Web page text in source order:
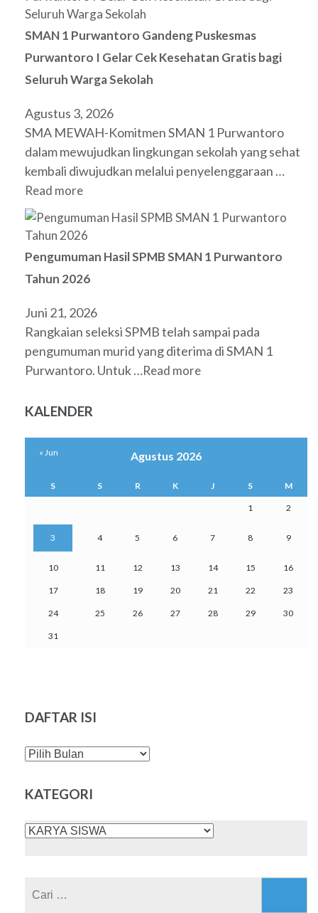
SMAN 1 Purwantoro Gandeng Puskesmas
Purwantoro I Gelar Cek Kesehatan Gratis bagi
Seluruh Warga Sekolah
Agustus 3, 2026
SMA MEWAH-Komitmen SMAN 1 Purwantoro
dalam mewujudkan lingkungan sekolah yang sehat
kembali diwujudkan melalui penyelenggaraan …
Read more
Pengumuman Hasil SPMB SMAN 1 Purwantoro
Tahun 2026
Juni 21, 2026
Rangkaian seleksi SPMB telah sampai pada
pengumuman murid yang diterima di SMAN 1
Purwantoro. Untuk …Read more
KALENDER
Agustus 2026
S S R K J S M
1 2
3 4 5 6 7 8 9
10 11 12 13 14 15 16
17 18 19 20 21 22 23
24 25 26 27 28 29 30
31
« Jun
DAFTAR ISI
DAFTAR
KATEGORI
KATEGORI